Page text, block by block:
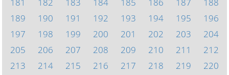
189
190 191 192 193 194 195
196
197
198 199 200 201 202 203
204
205
206 207 208 209 210 211
212
213
214 215 216 217 218 219
220